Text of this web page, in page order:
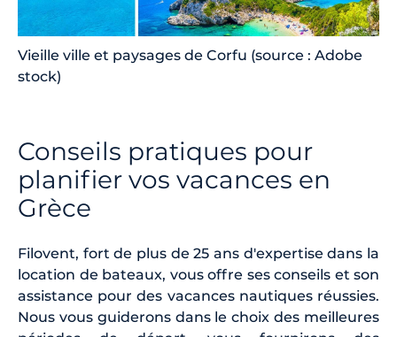
Vieille ville et paysages de Corfu (source : Adobe
stock)
Conseils pratiques pour
planifier vos vacances en
Grèce
Filovent, fort de plus de 25 ans d'expertise dans la
location de bateaux, vous offre ses conseils et son
assistance pour des vacances nautiques réussies.
Nous vous guiderons dans le choix des meilleures